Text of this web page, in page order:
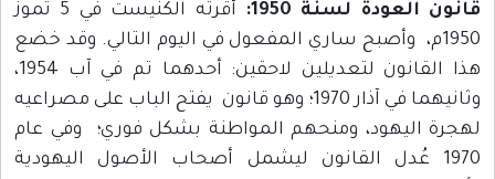
قانون العودة لسنة 1950:
أقرته الكنيست في 5 تموز
1950م، وأصبح ساري المفعول في اليوم التالي. وقد خضع
هذا القانون لتعديلين لاحقين: أحدهما تم في آب 1954،
وثانيهما في آذار 1970؛ وهو قانون يفتح الباب على مصراعيه
لهجرة اليهود، ومنحهم المواطنة بشكل فوري؛ وفي عام
1970 عُدل القانون ليشمل أصحاب الأصول اليهودية